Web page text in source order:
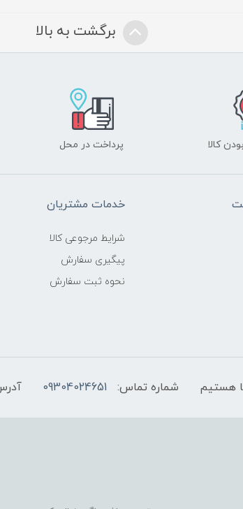
برگشت به بالا
کالا پرداخت در محل
خدمات مشتریان
شرایط مرجوعی کالا
پیگیری سفارش
نحوه ثبت سفارش
شماره تماس: 09304024651